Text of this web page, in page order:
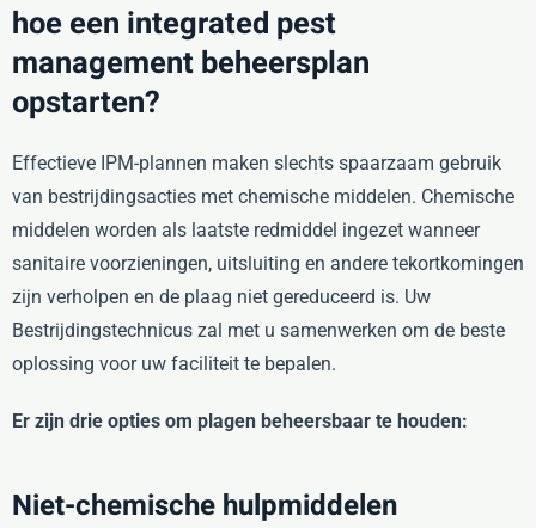
hoe een integrated pest
management beheersplan
opstarten?
Effectieve IPM-plannen maken slechts spaarzaam gebruik
van bestrijdingsacties met chemische middelen. Chemische
middelen worden als laatste redmiddel ingezet wanneer
sanitaire voorzieningen, uitsluiting en andere tekortkomingen
zijn verholpen en de plaag niet gereduceerd is. Uw
Bestrijdingstechnicus zal met u samenwerken om de beste
oplossing voor uw faciliteit te bepalen.
Er zijn drie opties om plagen beheersbaar te houden:
Niet-chemische hulpmiddelen